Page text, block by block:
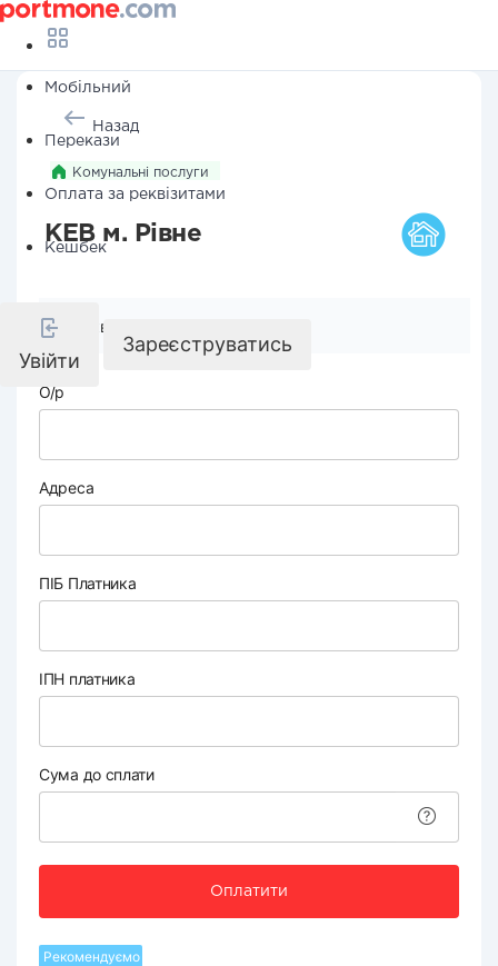
Мобільний
Перекази
Оплата за реквізитами
Кешбек
Увійти
Зареєструватись
Назад
Комунальні послуги
КЕВ м. Рівне
Реквізити компанії
О/р
Адреса
ПІБ Платника
ІПН платника
Сума до сплати
Оплатити
Рекомендуємо